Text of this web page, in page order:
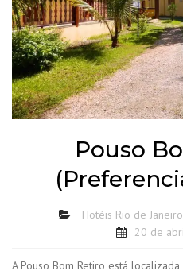
Pouso
Hotéis Rio de Janeiro
20 de
A Pouso Bom Retiro está